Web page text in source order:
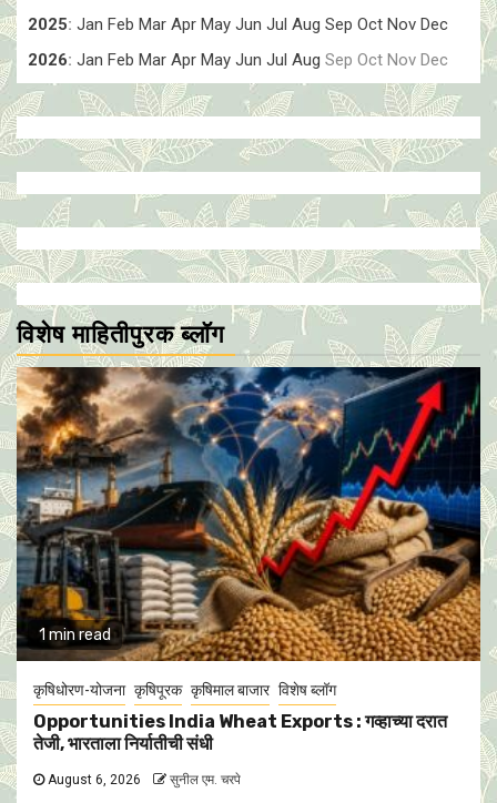
2025: Jan Feb Mar Apr May Jun Jul Aug Sep Oct Nov Dec
2026: Jan Feb Mar Apr May Jun Jul Aug Sep Oct Nov Dec
विशेष माहितीपुरक ब्लॉग
1 min read
कृषिधोरण-योजना कृषिपूरक कृषिमाल बाजार विशेष ब्लॉग
Opportunities India Wheat Exports : गव्हाच्या दरात
तेजी, भारताला निर्यातीची संधी
August 6, 2026 सुनील एम. चरपे